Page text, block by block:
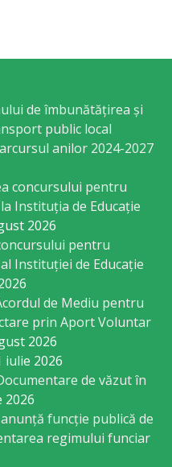
de îmbunătățirea și
public local
anilor 2024-2027
concursului pentru
Instituția de Educație
2026
pentru
Instituției de Educație
de Mediu pentru
prin Aport Voluntar
2026
iulie 2026
de văzut în
2026
funcție publică de
regimului funciar